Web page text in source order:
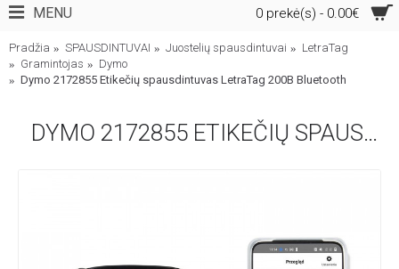
0 prekė(s) - 0.00€
MENU
Pradžia SPAUSDINTUVAI Juostelių spausdintuvai
LetraTag
Gramintojas
Dymo
Dymo 2172855 Etikečių spausdintuvas LetraTag 200B Bluetooth
DYMO 2172855 ETIKEČIŲ SPAUSDINTUVAS LETRATAG 200B BLUETOOTH